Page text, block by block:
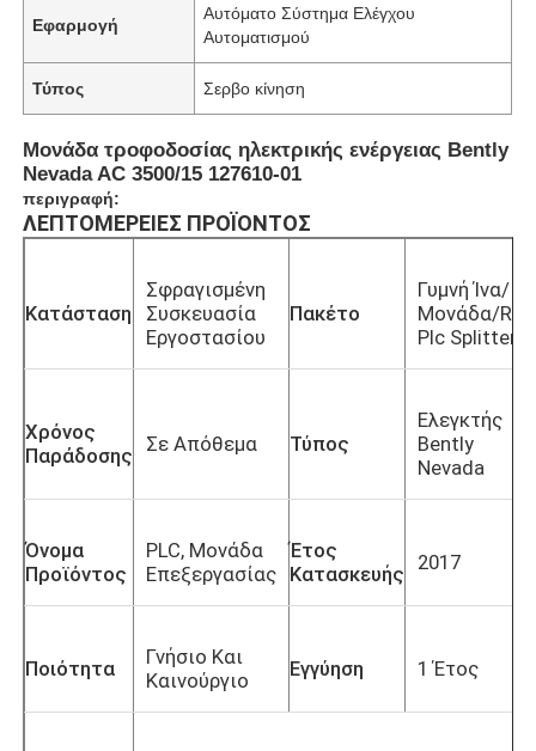
Εφαρμογή
Αυτόματο Σύστημα Ελέγχου
Αυτοματισμού
Τύπος Σερβο κίνηση
Μονάδα τροφοδοσίας ηλεκτρικής ενέργειας Bently
Nevada AC 3500/15 127610-01
περιγραφή:
ΛΕΠΤΟΜΈΡΕΙΕΣ ΠΡΟΪΌΝΤΟΣ
Κατάσταση
Σφραγισμένη
Συσκευασία
Εργοστασίου
Πακέτο
Γυμνή Ίνα/
Μονάδα/
Plc Splitter
Χρόνος
Παράδοσης
Σε Απόθεμα Τύπος
Ελεγκτής
Bently
Nevada
Όνομα
Προϊόντος
PLC, Μονάδα
Επεξεργασίας
Έτος
Κατασκευής
2017
Ποιότητα
Γνήσιο Και
Καινούργιο
Εγγύηση 1 Έτος